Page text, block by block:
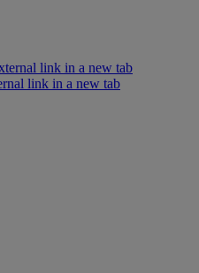
link in a new tab
link in a new tab